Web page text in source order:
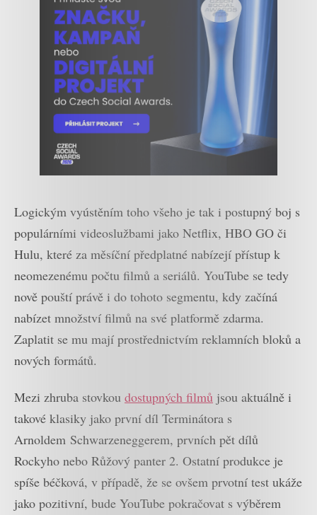
Logickým vyústěním toho všeho je tak i postupný boj s
populárními videoslužbami jako Netflix, HBO GO či
Hulu, které za měsíční předplatné nabízejí přístup k
neomezenému počtu filmů a seriálů. YouTube se tedy
nově pouští právě i do tohoto segmentu, kdy začíná
nabízet množství filmů na své platformě zdarma.
Zaplatit se mu mají prostřednictvím reklamních bloků a
nových formátů.
Mezi zhruba stovkou dostupných filmů jsou aktuálně i
takové klasiky jako první díl Terminátora s
Arnoldem Schwarzeneggerem, prvních pět dílů
Rockyho nebo Růžový panter 2. Ostatní produkce je
spíše béčková, v případě, že se ovšem prvotní test ukáže
jako pozitivní, bude YouTube pokračovat s výběrem